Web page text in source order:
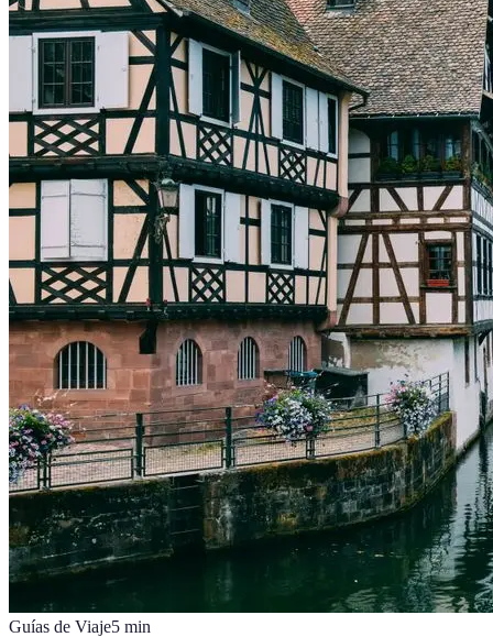
Guías de Viaje5 min